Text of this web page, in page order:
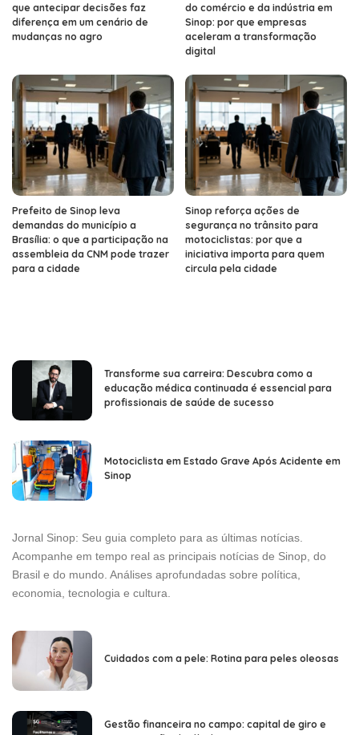
que antecipar decisões faz
diferença em um cenário de
mudanças no agro
do comércio e da indústria em
Sinop: por que empresas
aceleram a transformação
digital
Prefeito de Sinop leva
demandas do município a
Brasília: o que a participação na
assembleia da CNM pode trazer
para a cidade
Sinop reforça ações de
segurança no trânsito para
motociclistas: por que a
iniciativa importa para quem
circula pela cidade
Transforme sua carreira: Descubra como a
educação médica continuada é essencial para
profissionais de saúde de sucesso
Motociclista em Estado Grave Após Acidente em
Sinop
Jornal Sinop: Seu guia completo para as últimas notícias.
Acompanhe em tempo real as principais notícias de Sinop, do
Brasil e do mundo. Análises aprofundadas sobre política,
economia, tecnologia e cultura.
Cuidados com a pele: Rotina para peles oleosas
Gestão financeira no campo: capital de giro e